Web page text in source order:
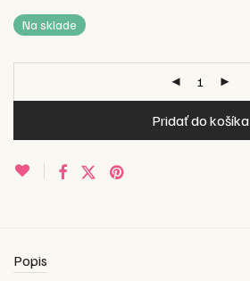
Na sklade
Pridať do košíka
Popis